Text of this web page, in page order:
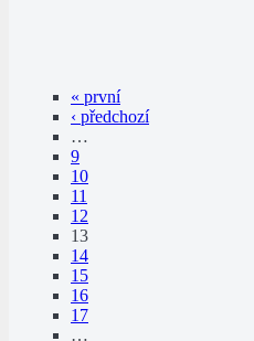
« první
‹ předchozí
…
9
10
11
12
13
14
15
16
17
…